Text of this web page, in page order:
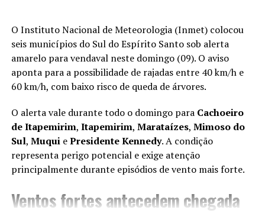
com o LinkedIn, controlado pela Microsoft, que
também é a principal financiadora da criadora do
ChatGPT.
O LinkedIn já vem adicionando recursos de IA
para melhorar a conexão entre candidatos e
Além da plataforma de empregos, a OpenAI
planeja expandir suas ofertas com certificações
por meio da OpenAI Academy, lançada em 2023.
A empresa pretende iniciar o programa de
empregadores como o Walmart, e certificar 10
O Instituto Nacional de Meteorologia (Inmet) colocou
seis municípios do Sul do Espírito Santo sob alerta
amarelo para vendaval neste domingo (09). O aviso
aponta para a possibilidade de rajadas entre 40 km/h e
60 km/h, com baixo risco de queda de árvores.
O alerta vale durante todo o domingo para Cachoeiro
de Itapemirim, Itapemirim, Marataízes, Mimoso do
Sul, Muqui ePresidente Kennedy. A condição
representa perigo potencial e exige atenção
principalmente durante episódios de vento mais forte.
Ventos fortes antecedem chegada